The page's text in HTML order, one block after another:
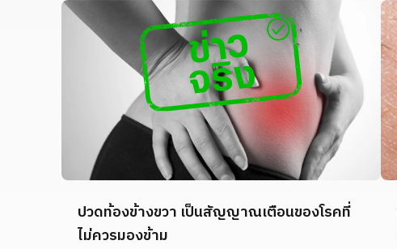
ปวดท้องข้างขวา เป็นสัญญาณเตือนของโรคที่
ไม่ควรมองข้าม